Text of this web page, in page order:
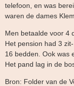
telefoon, en was
waren de dames
Men betaalde voor 4
Het pension had 3
16 bedden. Ook was
Het pand lag in de
Bron: Folder van de